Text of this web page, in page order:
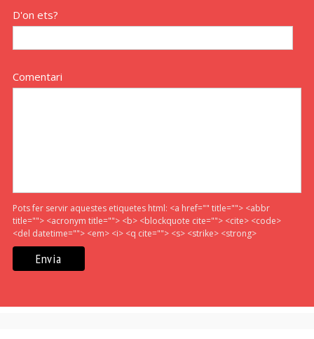
D'on ets?
Comentari
Pots fer servir aquestes etiquetes html: <a href="" title=""> <abbr
title=""> <acronym title=""> <b> <blockquote cite=""> <cite> <code>
<del datetime=""> <em> <i> <q cite=""> <s> <strike> <strong>